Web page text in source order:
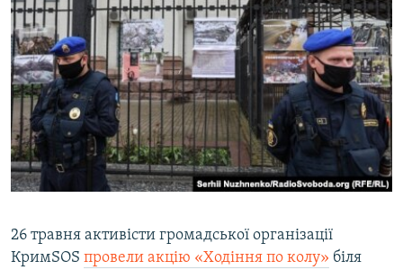
26 травня активісти громадської організації
КримSOS провели акцію «Ходіння по колу» біля